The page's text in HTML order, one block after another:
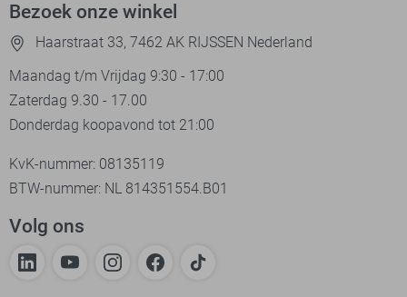
Bezoek onze winkel
Haarstraat 33, 7462 AK RIJSSEN Nederland
Maandag t/m Vrijdag 9:30 - 17:00
Zaterdag 9.30 - 17.00
Donderdag koopavond tot 21:00
KvK-nummer: 08135119
BTW-nummer: NL 814351554.B01
Volg ons